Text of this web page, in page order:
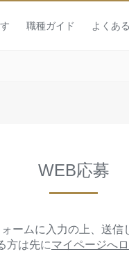
職種ガイド よくあ
WEB応募
ームに入力の上、送信
方は先にマイページへ